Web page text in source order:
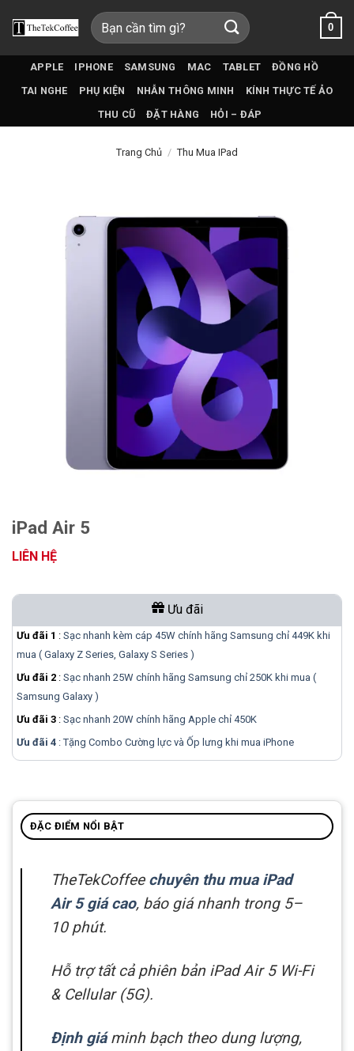
qua
Tìm
kiếm:
0
APPLE IPHONE SAMSUNG MAC TABLET
ĐỒNG HỒ
TAI NGHE
PHỤ KIỆN NHẪN THÔNG MINH
KÍNH THỰC TẾ ẢO
THU CŨ
ĐẶT HÀNG HỎI – ĐÁP
Trang Chủ / Thu Mua IPad
iPad Air 5
LIÊN HỆ
Ưu đãi
Ưu đãi 1 : Sạc nhanh kèm cáp 45W chính hãng Samsung chỉ 449K khi
mua ( Galaxy Z Series, Galaxy S Series )
Ưu đãi 2 : Sạc nhanh 25W chính hãng Samsung chỉ 250K khi mua (
Samsung Galaxy )
Ưu đãi 3 : Sạc nhanh 20W chính hãng Apple chỉ 450K
Ưu đãi 4 : Tặng Combo Cường lực và Ốp lưng khi mua iPhone
ĐẶC ĐIỂM NỔI BẬT
TheTekCoffee chuyên thu mua iPad
Air 5 giá cao, báo giá nhanh trong 5–
10 phút.
Hỗ trợ tất cả phiên bản iPad Air 5 Wi-Fi
& Cellular (5G).
Định giáminh bạch theo dung lượng,